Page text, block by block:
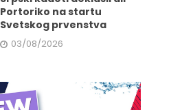
Portoriko na startu
Svetskog prvenstva
03/08/2026